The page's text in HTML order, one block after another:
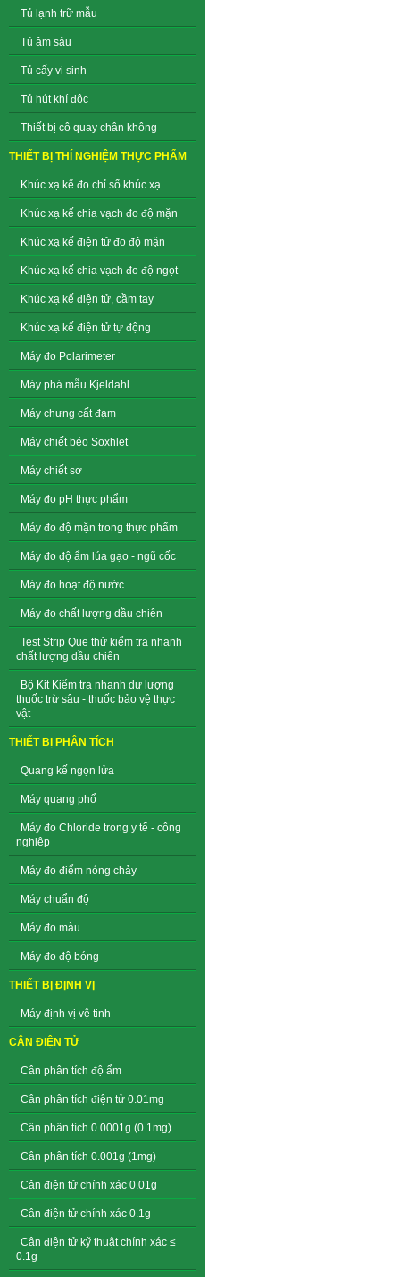
Tủ lạnh trữ mẫu
Tủ âm sâu
Tủ cấy vi sinh
Tủ hút khí độc
Thiết bị cô quay chân không
THIẾT BỊ THÍ NGHIỆM THỰC PHẨM
Khúc xạ kế đo chỉ số khúc xạ
Khúc xạ kế chia vạch đo độ mặn
Khúc xạ kế điện tử đo độ mặn
Khúc xạ kế chia vạch đo độ ngọt
Khúc xạ kế điện tử, cầm tay
Khúc xạ kế điện tử tự động
Máy đo Polarimeter
Máy phá mẫu Kjeldahl
Máy chưng cất đạm
Máy chiết béo Soxhlet
Máy chiết sơ
Máy đo pH thực phẩm
Máy đo độ mặn trong thực phẩm
Máy đo độ ẩm lúa gạo - ngũ cốc
Máy đo hoạt độ nước
Máy đo chất lượng dầu chiên
Test Strip Que thử kiểm tra nhanh
chất lượng dầu chiên
Bộ Kit Kiểm tra nhanh dư lượng
thuốc trừ sâu - thuốc bảo vệ thực
vật
THIẾT BỊ PHÂN TÍCH
Quang kế ngọn lửa
Máy quang phổ
Máy đo Chloride trong y tế - công
nghiệp
Máy đo điểm nóng chảy
Máy chuẩn độ
Máy đo màu
Máy đo độ bóng
THIẾT BỊ ĐỊNH VỊ
Máy định vị vệ tinh
CÂN ĐIỆN TỬ
Cân phân tích độ ẩm
Cân phân tích điện tử 0.01mg
Cân phân tích 0.0001g (0.1mg)
Cân phân tích 0.001g (1mg)
Cân điện tử chính xác 0.01g
Cân điện tử chính xác 0.1g
Cân điện tử kỹ thuật chính xác ≤
0.1g